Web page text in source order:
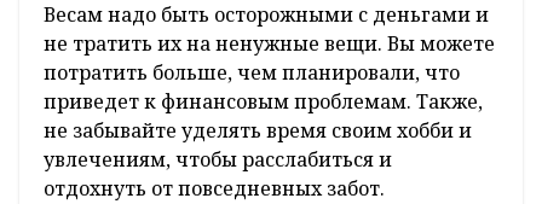
Весам надо быть осторожными с деньгами и
не тратить их на ненужные вещи. Вы можете
потратить больше, чем планировали, что
приведет к финансовым проблемам. Также,
не забывайте уделять время своим хобби и
увлечениям, чтобы расслабиться и
отдохнуть от повседневных забот.